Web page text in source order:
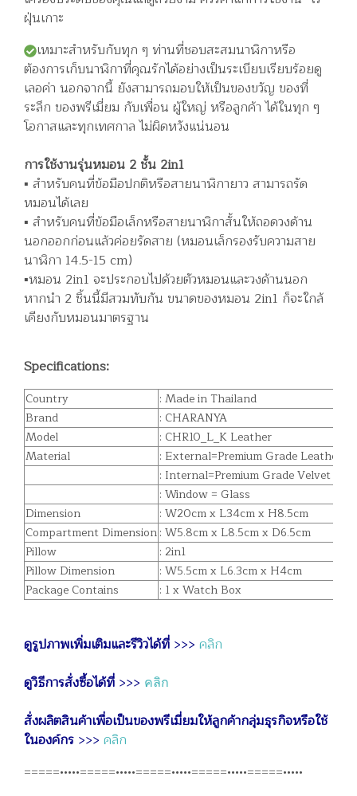
ฝุ่นเกาะ
เหมาะสำหรับกับทุก ๆ ท่านที่ชอบสะสมนาฬิกาหรือ
ต้องการเก็บนาฬิกาที่คุณรักได้อย่างเป็นระเบียบเรียบร้อยดู
เลอค่า นอกจากนี้ ยังสามารถมอบให้เป็นของขวัญ ของที่
ระลึก ของพรีเมี่ยม กับเพื่อน ผู้ใหญ่ หรือลูกค้า ได้ในทุก ๆ
โอกาสและทุกเทศกาล ไม่ผิดหวังแน่นอน
การใช้งานรุ่นหมอน 2 ชั้น 2in1
▪️ สำหรับคนที่ข้อมือปกติหรือสายนาฬิกายาว สามารถรัด
หมอนได้เลย
▪️ สำหรับคนที่ข้อมือเล็กหรือสายนาฬิกาสั้นให้ถอดวงด้าน
นอกออกก่อนแล้วค่อยรัดสาย (หมอนเล็กรองรับความสาย
นาฬิกา 14.5-15 cm)
▪️หมอน 2in1 จะประกอบไปด้วยตัวหมอนและวงด้านนอก
หากนำ 2 ชิ้นนี้มีสวมทับกัน ขนาดของหมอน 2in1 ก็จะใกล้
เคียงกับหมอนมาตรฐาน
Specifications:
Country
: Made in Thailand
Brand
: CHARANYA
Model
: CHR10_L_K Leather
Material
: External=Premium Grade Leather
: Internal=Premium Grade Velvet
: Window = Glass
Dimension
: W20cm x L34cm x H8.5cm
Compartment Dimension: W5.8cm x L8.5cm x D6.5cm
Pillow
: 2in1
Pillow Dimension
: W5.5cm x L6.3cm x H4cm
Package Contains
: 1 x Watch Box
ดูรูปภาพเพิ่มเติมและรีวิวได้ที่ >>> คลิก
ดูวิธีการสั่งซื้อได้ที่ >>> คลิก
สั่งผลิตสินค้าเพื่อเป็นของพรีเมี่ยมให้ลูกค้ากลุ่มธุรกิจหรือใช้
ในองค์กร >>> คลิก
=====•••••=====•••••=====•••••=====•••••=====•••••